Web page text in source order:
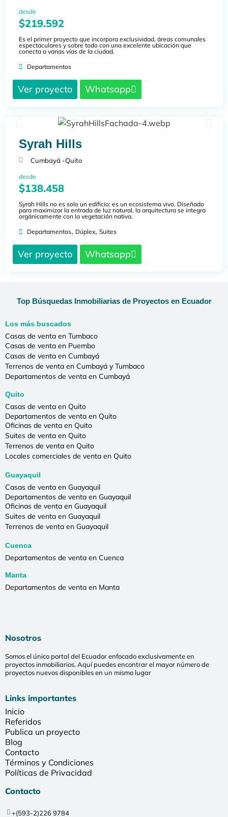
desde
$219.592
Es el primer proyecto que incorpora exclusividad, áreas comunales
espectaculares y sobre todo con una excelente ubicación que
conecta a varias vías de la ciudad.
Departamentos
Ver proyecto Whatsapp
Syrah Hills
Cumbayá -Quito
desde
$138.458
Syrah Hills no es solo un edificio; es un ecosistema vivo. Diseñado
para maximizar la entrada de luz natural, la arquitectura se integra
orgánicamente con la vegetación nativa.
Departamentos, Dúplex, Suites
Ver proyecto Whatsapp
Top Búsquedas Inmobiliarias de Proyectos en Ecuador
Los más buscados
Casas de venta en Tumbaco
Casas de venta en Puembo
Casas de venta en Cumbayá
Terrenos de venta en Cumbayá y Tumbaco
Departamentos de venta en Cumbayá
Quito
Casas de venta en Quito
Departamentos de venta en Quito
Oficinas de venta en Quito
Suites de venta en Quito
Terrenos de venta en Quito
Locales comerciales de venta en Quito
Guayaquil
Casas de venta en Guayaquil
Departamentos de venta en Guayaquil
Oficinas de venta en Guayaquil
Suites de venta en Guayaquil
Terrenos de venta en Guayaquil
Cuenca
Departamentos de venta en Cuenca
Manta
Departamentos de venta en Manta
Nosotros
Somos el único portal del Ecuador enfocado exclusivamente en
proyectos inmobiliarios. Aquí puedes encontrar el mayor número de
proyectos nuevos disponibles en un mismo lugar
Links importantes
Inicio
Referidos
Publica un proyecto
Blog
Contacto
Términos y Condiciones
Políticas de Privacidad
Contacto
+(593-2)226 9784